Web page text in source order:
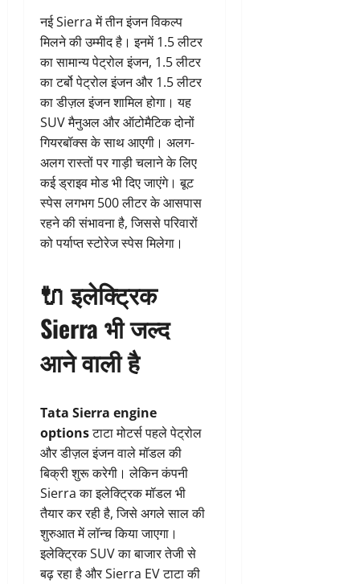
नई Sierra में तीन इंजन विकल्प
मिलने की उम्मीद है। इनमें 1.5 लीटर
का सामान्य पेट्रोल इंजन, 1.5 लीटर
का टर्बो पेट्रोल इंजन और 1.5 लीटर
का डीज़ल इंजन शामिल होगा। यह
SUV मैनुअल और ऑटोमैटिक दोनों
गियरबॉक्स के साथ आएगी। अलग-
अलग रास्तों पर गाड़ी चलाने के लिए
कई ड्राइव मोड भी दिए जाएंगे। बूट
स्पेस लगभग 500 लीटर के आसपास
रहने की संभावना है, जिससे परिवारों
को पर्याप्त स्टोरेज स्पेस मिलेगा।
🔌इलेक्ट्रिक
Sierra भी जल्द
आने वाली है
Tata Sierra engine
optionsटाटा मोटर्स पहले पेट्रोल
और डीज़ल इंजन वाले मॉडल की
बिक्री शुरू करेगी। लेकिन कंपनी
Sierra का इलेक्ट्रिक मॉडल भी
तैयार कर रही है, जिसे अगले साल की
शुरुआत में लॉन्च किया जाएगा।
इलेक्ट्रिक SUV का बाजार तेजी से
बढ़ रहा है और Sierra EV टाटा की